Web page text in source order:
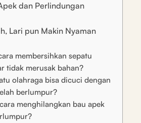
dan Perlindungan
Lari pun Makin Nyaman
membersihkan sepatu
tidak merusak bahan?
olahraga bisa dicuci dengan
berlumpur?
menghilangkan bau apek